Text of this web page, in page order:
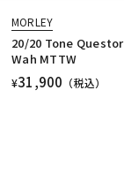
MORLEY
20/20 Tone Questor
Wah MTTW
¥31,900 （税込）